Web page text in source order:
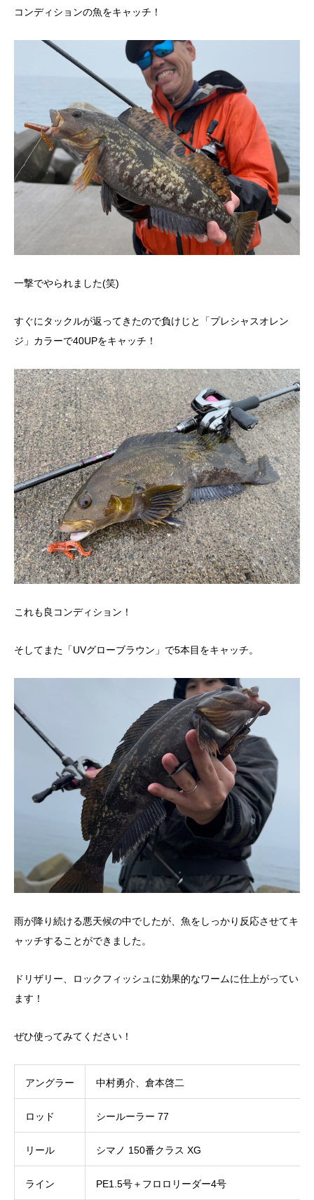
コンディションの魚をキャッチ！
一撃でやられました(笑)
すぐにタックルが返ってきたので負けじと「プレシャスオレン
ジ」カラーで40UPをキャッチ！
これも良コンディション！
そしてまた「UVグローブラウン」で5本目をキャッチ。
雨が降り続ける悪天候の中でしたが、魚をしっかり反応させてキ
ャッチすることができました。
ドリザリー、ロックフィッシュに効果的なワームに仕上がってい
ます！
ぜひ使ってみてください！
アングラー 中村勇介、倉本啓二
ロッド シールーラー 77
リール シマノ 150番クラス XG
ライン PE1.5号＋フロロリーダー4号